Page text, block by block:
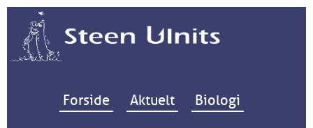
Hop til indhold
Forside Aktuelt Biologi